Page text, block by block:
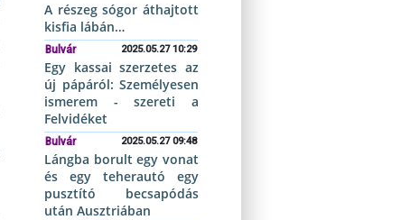
A részeg sógor áthajtott
kisfia lábán…
Bulvár 2025.05.27 10:29
Egy kassai szerzetes az
új pápáról: Személyesen
ismerem - szereti a
Felvidéket
Bulvár 2025.05.27 09:48
Lángba borult egy vonat
és egy teherautó egy
pusztító becsapódás
után Ausztriában